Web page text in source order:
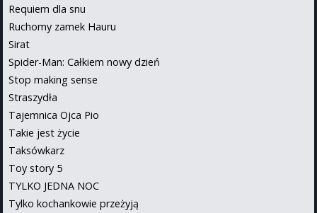
Requiem dla snu
Ruchomy zamek Hauru
Sirat
Spider-Man: Całkiem nowy dzień
Stop making sense
Straszydła
Tajemnica Ojca Pio
Takie jest życie
Taksówkarz
Toy story 5
TYLKO JEDNA NOC
Tylko kochankowie przeżyją